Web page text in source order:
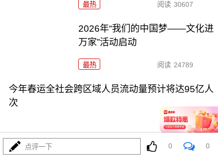
最热 阅读 30607
2026年“我们的中国梦——文化进
万家”活动启动
最热 阅读 24789
今年春运全社会跨区域人员流动量预计将达95亿人
次
点评一下 0 0